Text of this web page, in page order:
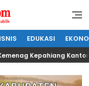
Publik
EDUKASI
Kepahiang